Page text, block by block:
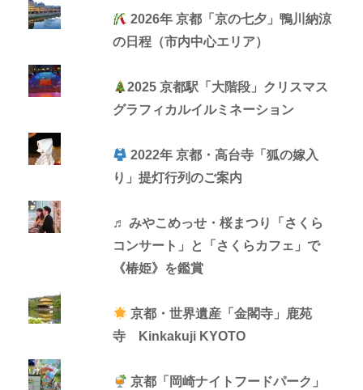
2026年 京都「京の七夕」鴨川納涼
の日程（市内中心エリア）
2025 京都駅「大階段」クリスマス
グラフィカルイルミネーション
2022年 京都・高台寺「狐の嫁入
り」提灯行列のご案内
♬ みやこめっせ・桜まつり「さくら
コンサート」と「さくらカフェ」で
《椿姫》を鑑賞
京都・世界遺産「金閣寺」鹿苑
寺 Kinkakuji KYOTO
京都「岡崎ナイトフードパーク」